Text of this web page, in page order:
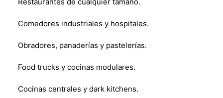
Comedores industriales y hospitales.
Obradores, panaderías y pastelerías.
Food trucks y cocinas modulares.
Cocinas centrales y dark kitchens.